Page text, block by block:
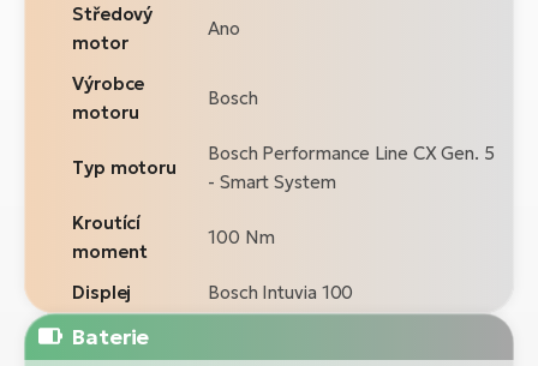
Středový
motor
Ano
Výrobce
motoru
Bosch
Typ motoru
Bosch Performance Line CX Gen. 5
- Smart System
Kroutící
moment
100 Nm
Displej Bosch Intuvia 100
Baterie